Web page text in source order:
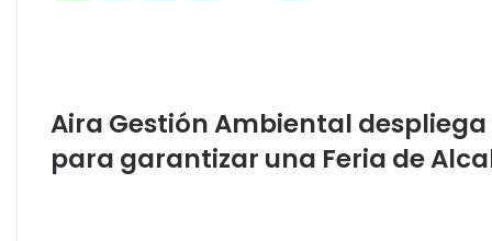
A
p
b
o
dI
n
ar
tir
Aira Gestión Ambiental
para garantizar una Feria de